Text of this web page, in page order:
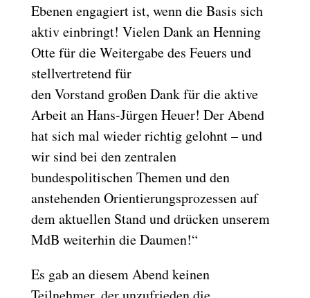
Ebenen engagiert ist, wenn die Basis sich
aktiv einbringt! Vielen Dank an Henning
Otte für die Weitergabe des Feuers und
stellvertretend für
den Vorstand großen Dank für die aktive
Arbeit an Hans-Jürgen Heuer! Der Abend
hat sich mal wieder richtig gelohnt – und
wir sind bei den zentralen
bundespolitischen Themen und den
anstehenden Orientierungsprozessen auf
dem aktuellen Stand und drücken unserem
MdB weiterhin die Daumen!“
Es gab an diesem Abend keinen